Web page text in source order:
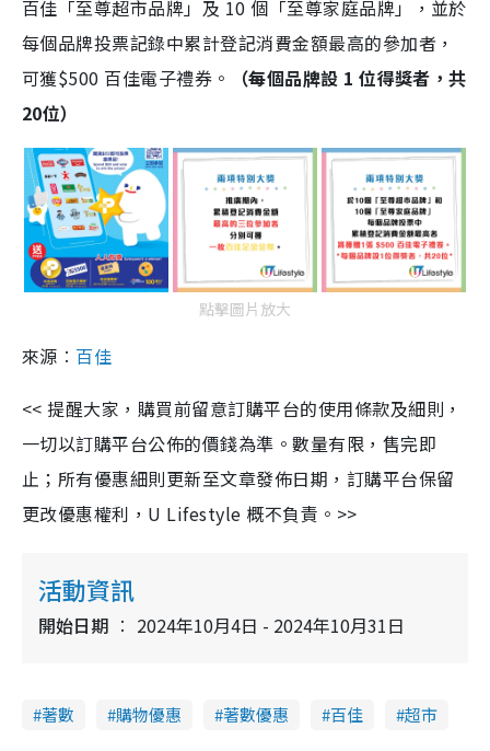
百佳「至尊超市品牌」及 10 個「至尊家庭品牌」，並於
每個品牌投票記錄中累計登記消費金額最高的參加者，
可獲$500 百佳電子禮券。
（每個品牌設 1 位得獎者，共
20位）
點擊圖片放大
來源︰ 百佳
<< 提醒大家，購買前留意訂購平台的使用條款及細則，
一切以訂購平台公佈的價錢為準。數量有限，售完即
止；所有優惠細則更新至文章發佈日期，訂購平台保留
更改優惠權利，U Lifestyle 概不負責。>>
活動資訊
開始日期 2024年10月4日 - 2024年10月31日
著數 購物優惠 著數優惠 百佳 超市